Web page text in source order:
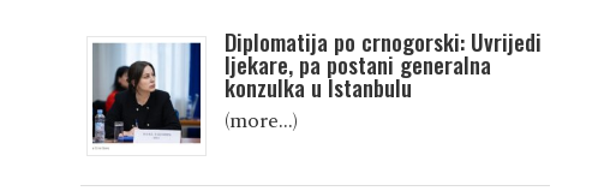
Diplomatija po crnogorski: Uvrijedi
ljekare, pa postani generalna
konzulka u Istanbulu
(more…)